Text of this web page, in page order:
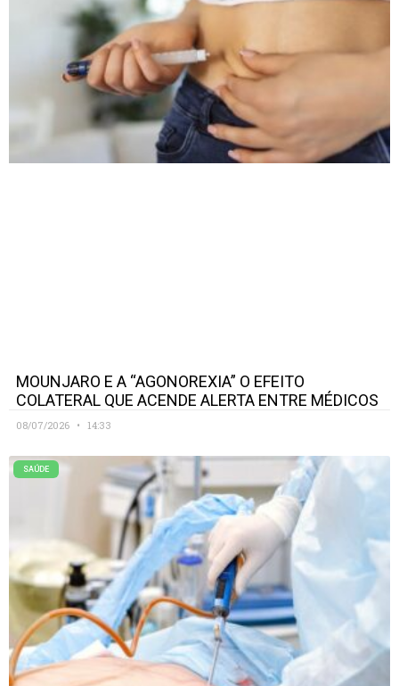
MOUNJARO E A “AGONOREXIA” O EFEITO
COLATERAL QUE ACENDE ALERTA ENTRE MÉDICOS
08/07/2026 14:33
SAÚDE